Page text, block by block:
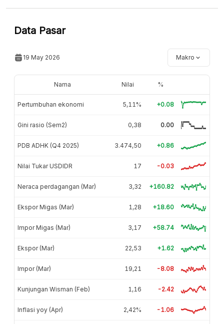
Data Pasar
19 May 2026 Makro
Nama Nilai %
Pertumbuhan ekonomi 5,11% +0.08
Gini rasio (Sem2) 0,38 0.00
PDB ADHK (Q4 2025) 3.474,50 +0.86
Nilai Tukar USDIDR 17 -0.03
Neraca perdagangan (Mar) 3,32 +160.82
Ekspor Migas (Mar) 1,28 +18.60
Impor Migas (Mar) 3,17 +58.74
Ekspor (Mar) 22,53 +1.62
Impor (Mar) 19,21 -8.08
Kunjungan Wisman (Feb) 1,16 -2.42
Inflasi yoy (Apr) 2,42% -1.06